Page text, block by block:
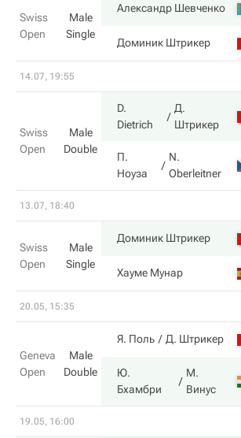
Swiss
Open
Male
Single
Александр Шевченко
Доминик Штрикер
14.07, 19:55
Swiss
Open
Male
Double
D.
Dietrich
Д.
Штрикер
П.
Ноуза
N.
Oberleitner
13.07, 18:40
Swiss
Open
Male
Single
Доминик Штрикер
Хауме Мунар
20.05, 15:35
Geneva
Open
Male
Double
Я. Поль Д. Штрикер
Ю.
Бхамбри
М.
Винус
19.05, 16:00